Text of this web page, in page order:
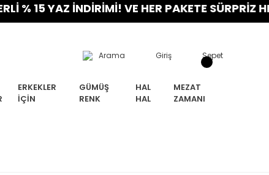
15 YAZ İNDİRİMİ! VE HER PAKETE SÜRPRİZ
Arama Giriş Sepet
ERKEKLER
İÇIN
GÜMÜŞ
RENK
HAL
HAL
MEZAT
ZAMANI